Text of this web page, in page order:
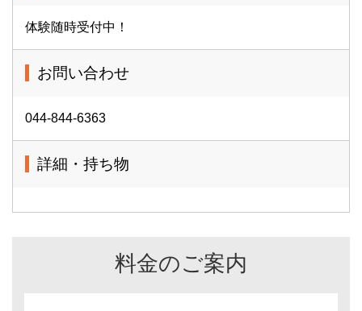
体験随時受付中！
お問い合わせ
044-844-6363
詳細・持ち物
料金のご案内